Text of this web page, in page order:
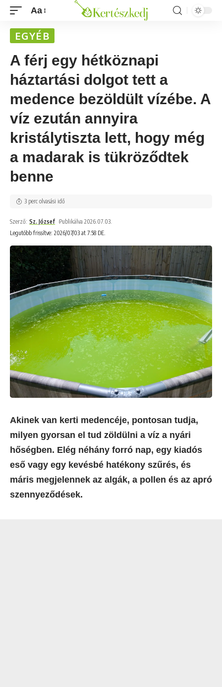
Aa
EGYÉB
A férj egy hétköznapi
háztartási dolgot tett a
medence bezöldült vízébe. A
víz ezután annyira
kristálytiszta lett, hogy még
a madarak is tükröződtek
benne
Legutóbb frissítve: 2026/07/03 at 7:58 DE.
Szerző: Sz. József Publikálva 2026.07.03.
3 perc olvasási idő
Akinek van kerti medencéje, pontosan tudja,
milyen gyorsan el tud zöldülni a víz a nyári
hőségben. Elég néhány forró nap, egy kiadós
eső vagy egy kevésbé hatékony szűrés, és
máris megjelennek az algák, a pollen és az apró
szennyeződések.